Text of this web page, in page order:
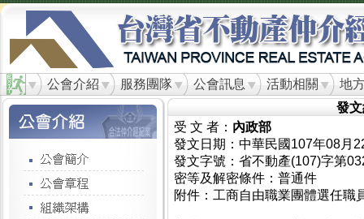
公會介紹 服務團隊 公會訊息 活動相關
地
發
受 文 者： 內政部
發文日期：中華民國107年08月
發文字號：省不動產(107)字第
密等及解密條件：普通件
附件：工商自由職業團體選任職